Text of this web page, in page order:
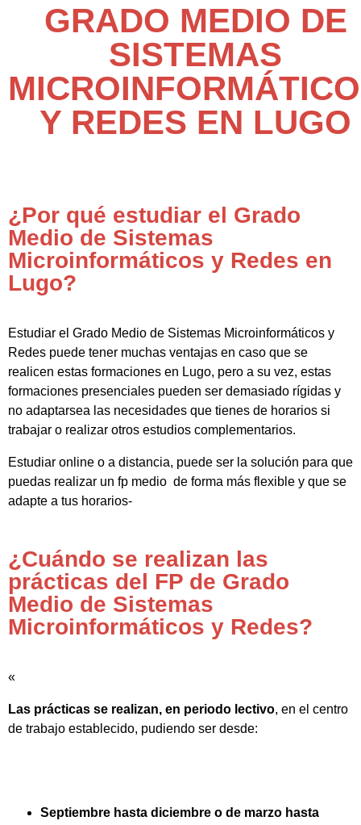
GRADO MEDIO DE
SISTEMAS
Y REDES EN LUGO
¿Por qué estudiar el Grado
Medio de Sistemas
Microinformáticos y Redes en
Lugo?
Estudiar el Grado Medio de Sistemas Microinformáticos y
Redes puede tener muchas ventajas en caso que se
realicen estas formaciones en Lugo, pero a su vez, estas
formaciones presenciales pueden ser demasiado rígidas y
no adaptarsea las necesidades que tienes de horarios si
trabajar o realizar otros estudios complementarios.
Estudiar online o a distancia, puede ser la solución para que
puedas realizar un fp medio de forma más flexible y que se
adapte a tus horarios-
¿Cuándo se realizan las
prácticas del FP de Grado
Medio de Sistemas
Microinformáticos y Redes?
«
Las prácticas se realizan, en periodo lectivo, en el centro
de trabajo establecido, pudiendo ser desde:
Septiembre hasta diciembre o de marzo hasta